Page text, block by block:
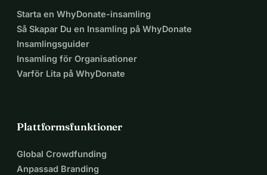
Starta en WhyDonate-insamling
Så Skapar Du en Insamling på WhyDonate
Insamlingsguider
Insamling för Organisationer
Varför Lita på WhyDonate
Plattformsfunktioner
Global Crowdfunding
Anpassad Branding